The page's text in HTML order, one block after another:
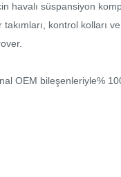
havalı süspansiyon
kontrol kolları
OEM bileşenleriyle%